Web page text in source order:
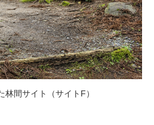
林間サイト（サイトF）